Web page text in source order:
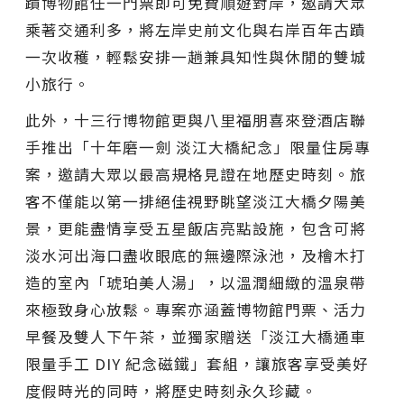
乘著交通利多，將左岸史前文化與右岸百年古蹟
一次收穫，輕鬆安排一趟兼具知性與休閒的雙城
小旅行。
此外，十三行博物館更與八里福朋喜來登酒店聯
手推出「十年磨一劍 淡江大橋紀念」限量住房專
案，邀請大眾以最高規格見證在地歷史時刻。旅
客不僅能以第一排絕佳視野眺望淡江大橋夕陽美
景，更能盡情享受五星飯店亮點設施，包含可將
淡水河出海口盡收眼底的無邊際泳池，及檜木打
造的室內「琥珀美人湯」，以溫潤細緻的溫泉帶
來極致身心放鬆。專案亦涵蓋博物館門票、活力
早餐及雙人下午茶，並獨家贈送「淡江大橋通車
限量手工 DIY 紀念磁鐵」套組，讓旅客享受美好
度假時光的同時，將歷史時刻永久珍藏。